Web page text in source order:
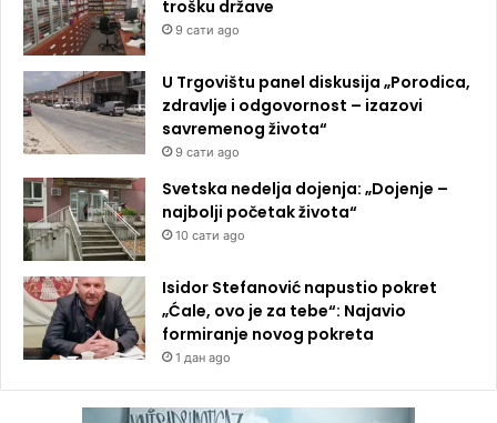
trošku države
9 сати ago
U Trgovištu panel diskusija „Porodica,
zdravlje i odgovornost – izazovi
savremenog života“
9 сати ago
Svetska nedelja dojenja: „Dojenje –
najbolji početak života“
10 сати ago
Isidor Stefanović napustio pokret
„Ćale, ovo je za tebe“: Najavio
formiranje novog pokreta
1 дан ago